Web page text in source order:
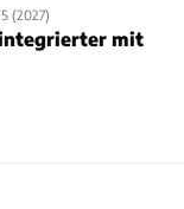
(2027)
mit